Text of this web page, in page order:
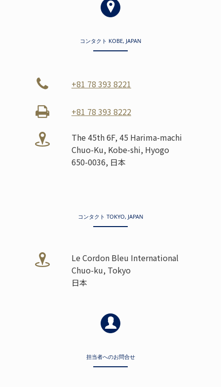
コンタクト KOBE, JAPAN
+81 78 393 8221
+81 78 393 8222
The 45th 6F, 45 Harima-machi
Chuo-Ku, Kobe-shi, Hyogo
650-0036, 日本
コンタクト TOKYO, JAPAN
Le Cordon Bleu International
Chuo-ku, Tokyo
日本
担当者へのお問合せ